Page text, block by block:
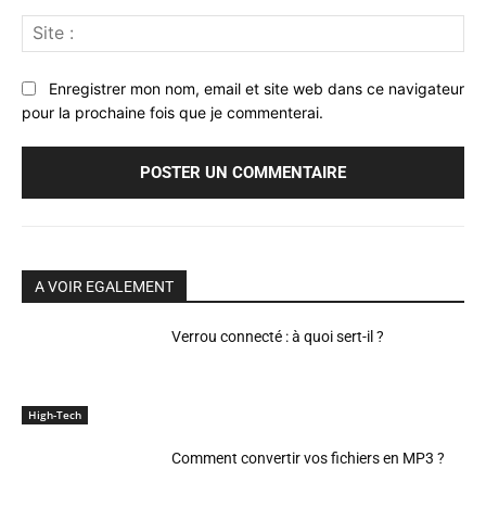
:
Enregistrer mon nom, email et site web dans ce navigateur
pour la prochaine fois que je commenterai.
A VOIR EGALEMENT
High-Tech
Verrou connecté : à quoi sert-il ?
Comment convertir vos fichiers en MP3 ?